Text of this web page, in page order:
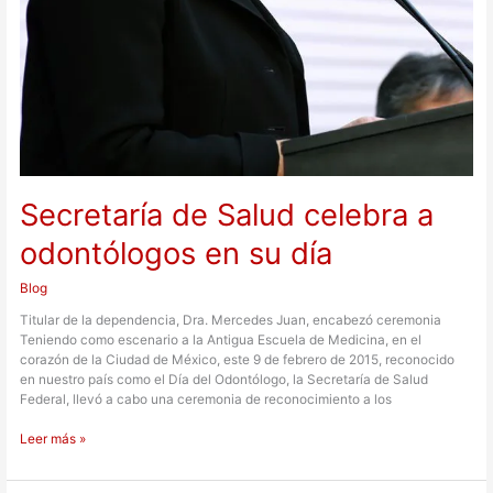
Secretaría de Salud celebra a
odontólogos en su día
Blog
Titular de la dependencia, Dra. Mercedes Juan, encabezó ceremonia
Teniendo como escenario a la Antigua Escuela de Medicina, en el
corazón de la Ciudad de México, este 9 de febrero de 2015, reconocido
en nuestro país como el Día del Odontólogo, la Secretaría de Salud
Federal, llevó a cabo una ceremonia de reconocimiento a los
Leer más »